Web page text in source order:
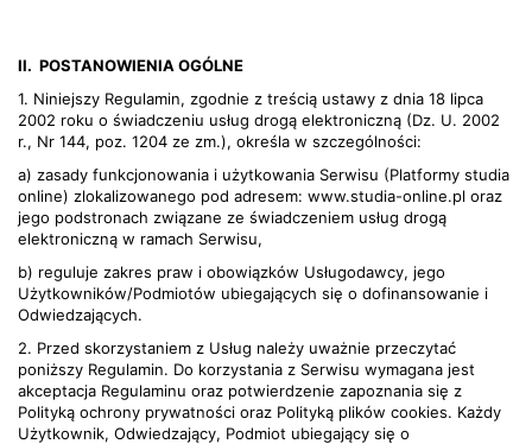
II. POSTANOWIENIA OGÓLNE
1. Niniejszy Regulamin, zgodnie z treścią ustawy z dnia 18 lipca
2002 roku o świadczeniu usług drogą elektroniczną (Dz. U. 2002
r., Nr 144, poz. 1204 ze zm.), określa w szczególności:
a) zasady funkcjonowania i użytkowania Serwisu (Platformy studia
online) zlokalizowanego pod adresem: www.studia-online.pl oraz
jego podstronach związane ze świadczeniem usług drogą
elektroniczną w ramach Serwisu,
b) reguluje zakres praw i obowiązków Usługodawcy, jego
Użytkowników/Podmiotów ubiegających się o dofinansowanie i
Odwiedzających.
2. Przed skorzystaniem z Usług należy uważnie przeczytać
poniższy Regulamin. Do korzystania z Serwisu wymagana jest
akceptacja Regulaminu oraz potwierdzenie zapoznania się z
Polityką ochrony prywatności oraz Polityką plików cookies. Każdy
Użytkownik, Odwiedzający, Podmiot ubiegający się o